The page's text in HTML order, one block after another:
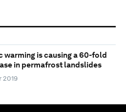
warming is causing a 60-fold
in permafrost landslides
2019